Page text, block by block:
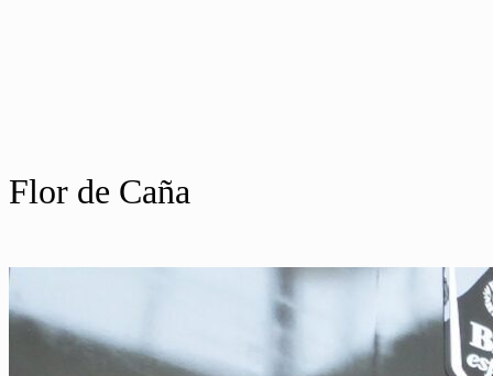
Flor de Caña